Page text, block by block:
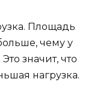
Площадь
чему у
значит, что
нагрузка.